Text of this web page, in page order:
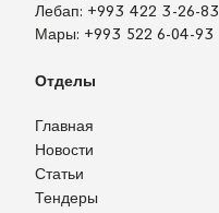
Лебап: +993 422 3-26-83
Мары: +993 522 6-04-93
Отделы
Главная
Новости
Статьи
Тендеры